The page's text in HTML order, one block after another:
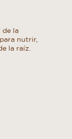
la
nutrir,
la raíz.